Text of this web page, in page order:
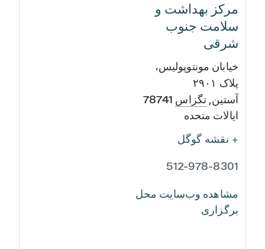
مرکز بهداشت و
سلامت جنوب
شرقی
خیابان مونتوپولیس،
پلاک ۲۹۰۱
آستین, تگزاس 78741
ایالات متحده
+ نقشه گوگل
512-978-8301
مشاهده وب‌سایت محل
برگزاری